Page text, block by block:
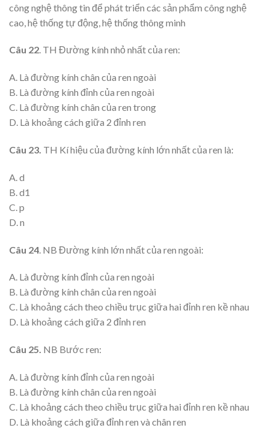
công nghệ thông tin để phát triển các sản phẩm công nghệ
cao, hệ thống tự động, hệ thống thông minh
Câu 22. TH Đường kính nhỏ nhất của ren:
A. Là đường kính chân của ren ngoài
B. Là đường kính đỉnh của ren ngoài
C. Là đường kính chân của ren trong
D. Là khoảng cách giữa 2 đỉnh ren
Câu 23. TH Kí hiệu của đường kính lớn nhất của ren là:
A. d
B. d1
C. p
D. n
Câu 24 . NB Đường kính lớn nhất của ren ngoài:
A. Là đường kính đỉnh của ren ngoài
B. Là đường kính chân của ren ngoài
C. Là khoảng cách theo chiều trục giữa hai đỉnh ren kề nhau
D. Là khoảng cách giữa 2 đỉnh ren
Câu 25. NB Bước ren:
A. Là đường kính đỉnh của ren ngoài
B. Là đường kính chân của ren ngoài
C. Là khoảng cách theo chiều trục giữa hai đỉnh ren kề nhau
D. Là khoảng cách giữa đỉnh ren và chân ren